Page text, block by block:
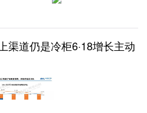
渠道仍是冷柜6·18增长主动